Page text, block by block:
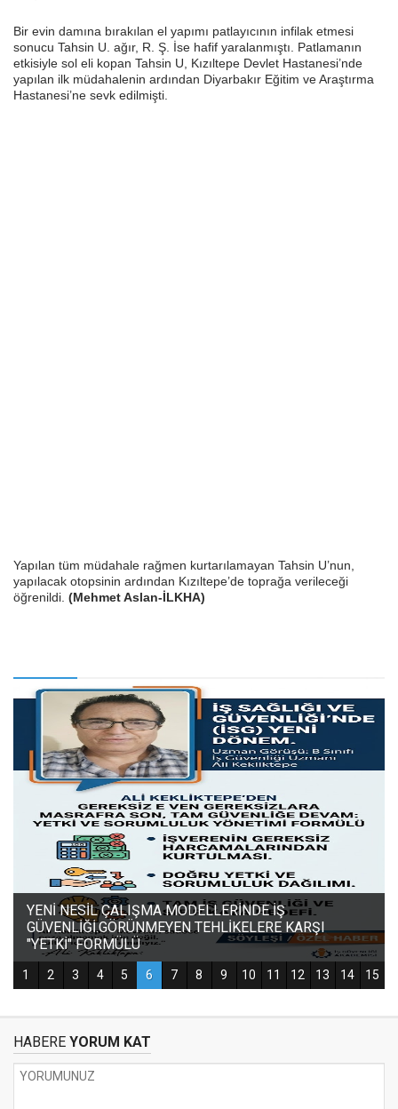
Bir evin damına bırakılan el yapımı patlayıcının infilak etmesi
sonucu Tahsin U. ağır, R. Ş. İse hafif yaralanmıştı. Patlamanın
etkisiyle sol eli kopan Tahsin U, Kızıltepe Devlet Hastanesi’nde
yapılan ilk müdahalenin ardından Diyarbakır Eğitim ve Araştırma
Hastanesi’ne sevk edilmişti.
Yapılan tüm müdahale rağmen kurtarılamayan Tahsin U’nun,
yapılacak otopsinin ardından Kızıltepe’de toprağa verileceği
öğrenildi. (Mehmet Aslan-İLKHA)
HABERE YORUM KAT